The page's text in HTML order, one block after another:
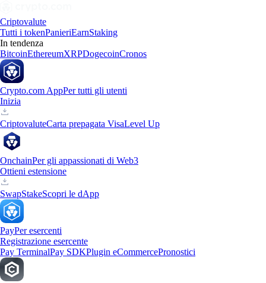
Criptovalute
Tutti i tokenPanieriEarnStaking
In tendenza
BitcoinEthereumXRPDogecoinCronos
Crypto.com AppPer tutti gli utenti
Inizia
CriptovaluteCarta prepagata VisaLevel Up
OnchainPer gli appassionati di Web3
Ottieni estensione
SwapStakeScopri le dApp
PayPer esercenti
Registrazione esercente
Pay TerminalPay SDKPlugin eCommercePronostici